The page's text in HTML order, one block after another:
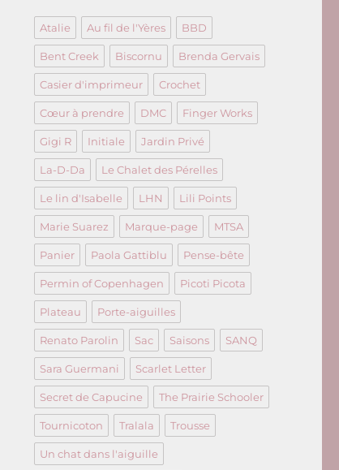
Atalie Au fil de l'Yères BBD
Bent Creek Biscornu Brenda Gervais
Casier d'imprimeur Crochet
Cœur à prendre DMC Finger Works
Gigi R Initiale Jardin Privé
La-D-Da Le Chalet des Pérelles
Le lin d'Isabelle LHN Lili Points
Marie Suarez Marque-page MTSA
Panier Paola Gattiblu Pense-bête
Permin of Copenhagen Picoti Picota
Plateau Porte-aiguilles
Renato Parolin Sac Saisons SANQ
Sara Guermani Scarlet Letter
Secret de Capucine The Prairie Schooler
Tournicoton Tralala Trousse
Un chat dans l'aiguille